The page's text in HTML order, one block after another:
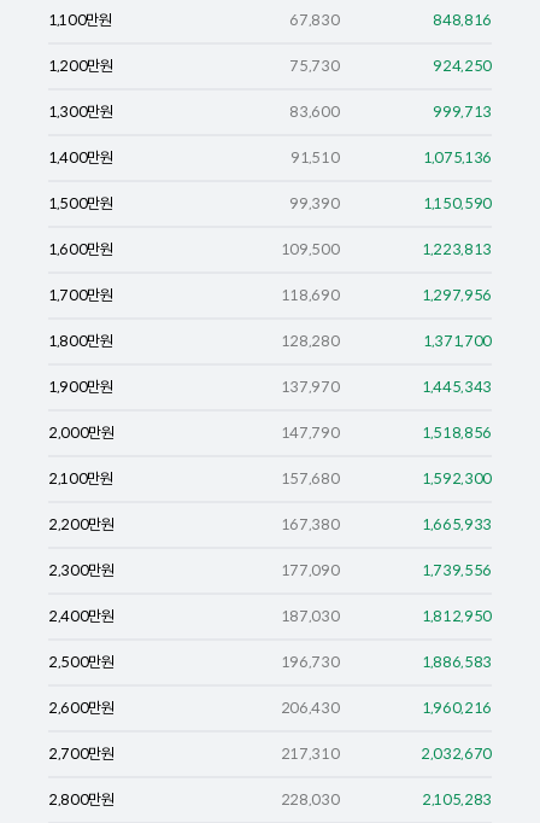
1,100만원 67,830 848,816
1,200만원 75,730 924,250
1,300만원 83,600 999,713
1,400만원 91,510 1,075,136
1,500만원 99,390 1,150,590
1,600만원 109,500 1,223,813
1,700만원 118,690 1,297,956
1,800만원 128,280 1,371,700
1,900만원 137,970 1,445,343
2,000만원 147,790 1,518,856
2,100만원 157,680 1,592,300
2,200만원 167,380 1,665,933
2,300만원 177,090 1,739,556
2,400만원 187,030 1,812,950
2,500만원 196,730 1,886,583
2,600만원 206,430 1,960,216
2,700만원 217,310 2,032,670
2,800만원 228,030 2,105,283